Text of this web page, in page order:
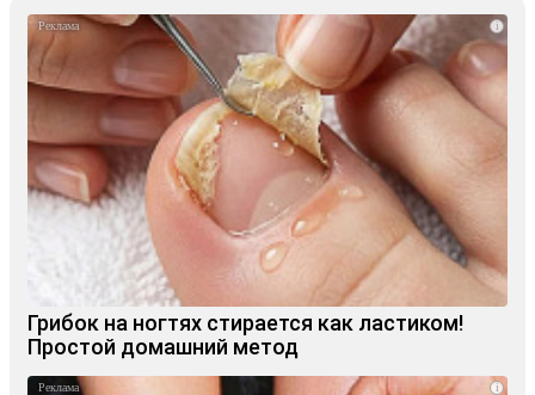
i
Грибок на ногтях стирается как ластиком!
Простой домашний метод
i